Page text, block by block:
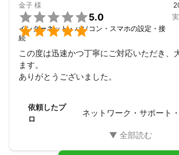
応くださいました。
私だけでなんとかしようと2週間もWiFiと
かった状況を解決して下さり、初めからプ
期の時からインターネットの関する事業に
すのでNTTからの折り返し電話待ちの時間
に関する興味深いお話を聞かせてください
お仕事をご依頼されることをお勧めいたし
日はありがとうございました。
金子 様


5.0
インターネット・パソコン・スマホの設定・接
続
この度は迅速かつ丁寧にご対応いただき、
ます。
ありがとうございました。
依頼したプ
ロ